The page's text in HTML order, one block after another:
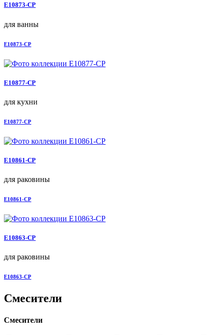
E10873-CP
для ванны
E10873-CP
E10877-CP
для кухни
E10877-CP
E10861-CP
для раковины
E10861-CP
E10863-CP
для раковины
E10863-CP
Смесители
Смесители